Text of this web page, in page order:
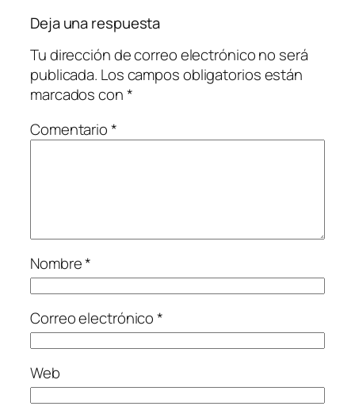
Deja una respuesta
Tu dirección de correo electrónico no será
publicada. Los campos obligatorios están
marcados con*
Comentario*
Nombre*
Correo electrónico*
Web